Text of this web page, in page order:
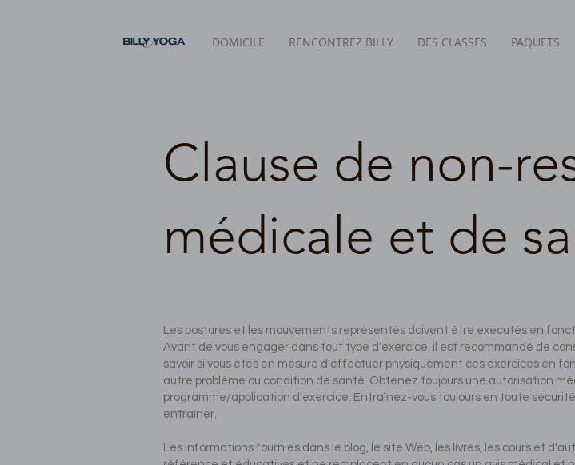
DOMICILE RENCONTREZ BILLY DES CLASSES PAQUETS
Clause de non-
médicale et de
Les postures et les mouvements représentés doivent être exécutés en
Avant de vous engager dans tout type d'exercice, il est recommandé de
savoir si vous êtes en mesure d'effectuer physiquement ces exercices en
autre problème ou condition de santé. Obtenez toujours une autorisation
programme/application d'exercice. Entraînez-vous toujours en toute
entraîner.
Les informations fournies dans le blog, le site Web, les livres, les cours et